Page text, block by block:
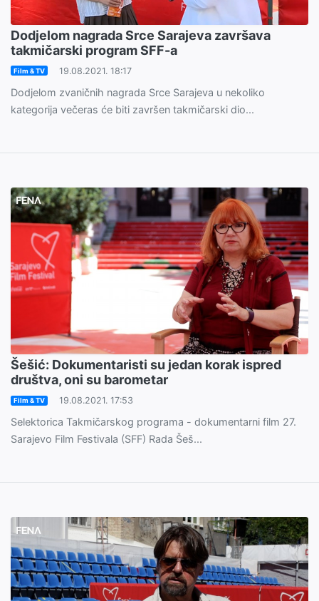
Dodjelom nagrada Srce Sarajeva završava
takmičarski program SFF-a
Film & TV 19.08.2021. 18:17
Dodjelom zvaničnih nagrada Srce Sarajeva u nekoliko
kategorija večeras će biti završen takmičarski dio...
Šešić: Dokumentaristi su jedan korak ispred
društva, oni su barometar
Film & TV 19.08.2021. 17:53
Selektorica Takmičarskog programa - dokumentarni film 27.
Sarajevo Film Festivala (SFF) Rada Šeš...